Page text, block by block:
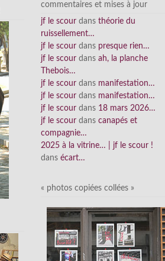
commentaires et mises à jour
jf le scour dans théorie du
ruissellement…
jf le scour dans presque rien…
jf le scour dans ah, la planche
Thebois…
jf le scour dans manifestation…
jf le scour dans manifestation…
jf le scour dans 18 mars 2026…
jf le scour dans canapés et
compagnie…
2025 à la vitrine… | jf le scour !
dans écart…
« photos copiées collées »